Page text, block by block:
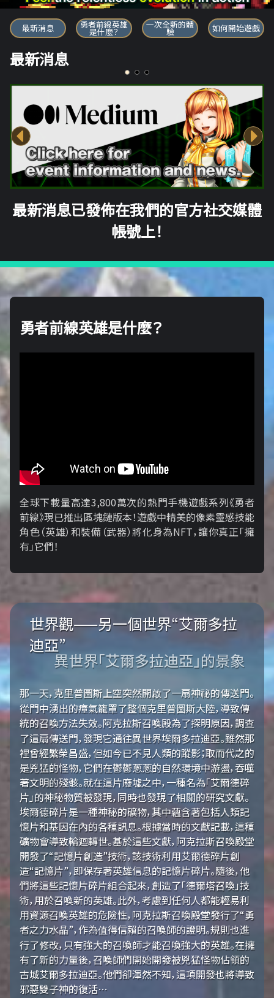
勇者前線英雄
最新消息 勇者前線英雄
是什麼？
一次全新的體
驗 如何開始遊戲
最新消息
最新消息已發佈在我們的官方社交媒體
帳號上！
勇者前線英雄是什麼？
全球下載量高達3,800萬次的熱門手機遊戲系列《勇者
前線》現已推出區塊鏈版本！遊戲中精美的像素靈感技能
角色（英雄）和裝備（武器）將化身為NFT，讓你真正「擁​​
有」它們！
世界觀——另一個世界“艾爾多拉
迪亞”
異世界「艾爾多拉迪亞」的景象
那一天，克里普圖斯上空突然開啟了一扇神祕的傳送門。
從門中湧出的瘴氣籠罩了整個克里普圖斯大陸，導致傳
統的召喚方法失效。阿克拉斯召喚殿為了探明原因，調查
了這扇傳送門，發現它通往異世界埃爾多拉迪亞。雖然那
裡曾經繁榮昌盛，但如今已不見人類的蹤影；取而代之的
是兇猛的怪物，它們在鬱鬱蔥蔥的自然環境中游盪，吞噬
著文明的殘骸。就在這片廢墟之中，一種名為「艾爾德碎
片」的神秘物質被發現，同時也發現了相關的研究文獻。
埃爾德碎片是一種神秘的礦物，其中蘊含著包括人類記
憶片和基因在內的各種訊息。根據當時的文獻記載，這種
礦物會導致輪迴轉世。基於這些文獻，阿克拉斯召喚殿堂
開發了“記憶片創造”技術，該技術利用艾爾德碎片創
造“記憶片”，即保存著英雄信息的記憶片碎片。隨後，他
們將這些記憶片碎片組合起來，創造了「德爾塔召喚」技
術，用於召喚新的英雄。此外，考慮到任何人都能輕易利
用資源召喚英雄的危險性，阿克拉斯召喚殿堂發行了“勇
者之力水晶”，作為值得信賴的召喚師的證明。規則也進
行了修改，只有強大的召喚師才能召喚強大的英雄。在擁
有了新的力量後，召喚師們開始開發被兇猛怪物佔領的
古城艾爾多拉迪亞。他們卻渾然不知，這項開發也將導致
邪惡雙子神的復活…